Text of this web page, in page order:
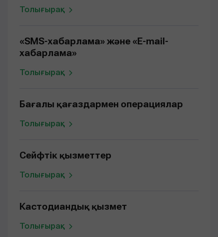
Толығырақ
«SMS-хабарлама» және «E-mail-
хабарлама»
Толығырақ
Бағалы қағаздармен операциялар
Толығырақ
Сейфтік қызметтер
Толығырақ
Кастодиандық қызмет
Толығырақ